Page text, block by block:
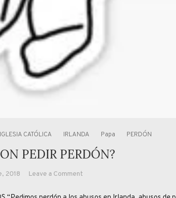
CATÓLICA IRLANDA Papa PERDÓN
PEDIR PERDÓN?
2018 Leave a Commenton